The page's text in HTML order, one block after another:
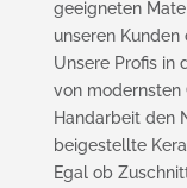
geeigneten
unseren
Unsere Profis in
von modernsten
Handarbeit den
beigestellte
Egal ob